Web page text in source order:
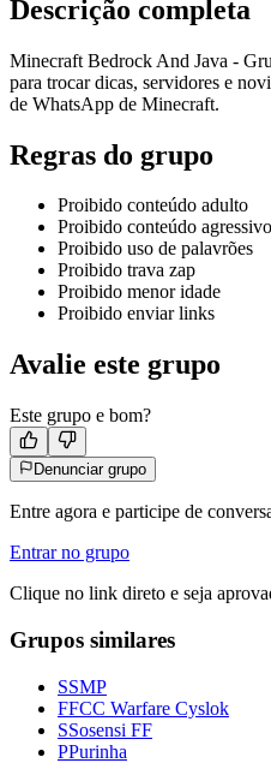
Descrição completa
Minecraft Bedrock And Java -
para trocar dicas, servidores e
de WhatsApp de Minecraft.
Regras do grupo
Proibido conteúdo adulto
Proibido conteúdo agressivo
Proibido uso de palavrões
Proibido trava zap
Proibido menor idade
Proibido enviar links
Avalie este grupo
Este grupo e bom?
Denunciar grupo
Entre agora e participe de
Entrar no grupo
Clique no link direto e seja
Grupos similares
SSMP
FFCC Warfare Cyslok
SSosensi FF
PPurinha